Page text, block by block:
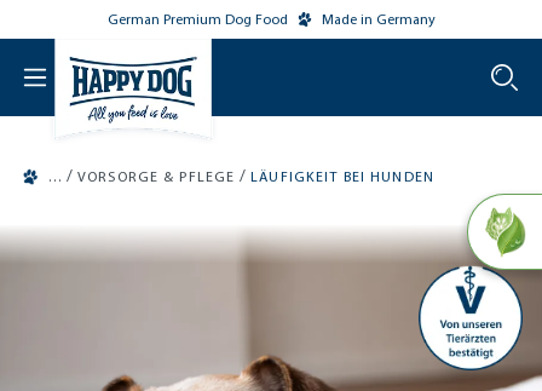
main contentGerman Premium Dog Food Made in Germany
/ VORSORGE & PFLEGE / LÄUFIGKEIT BEI HUNDEN